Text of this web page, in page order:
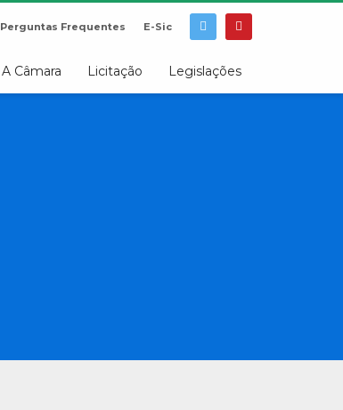
Perguntas Frequentes E-Sic
A Câmara Licitação Legislações